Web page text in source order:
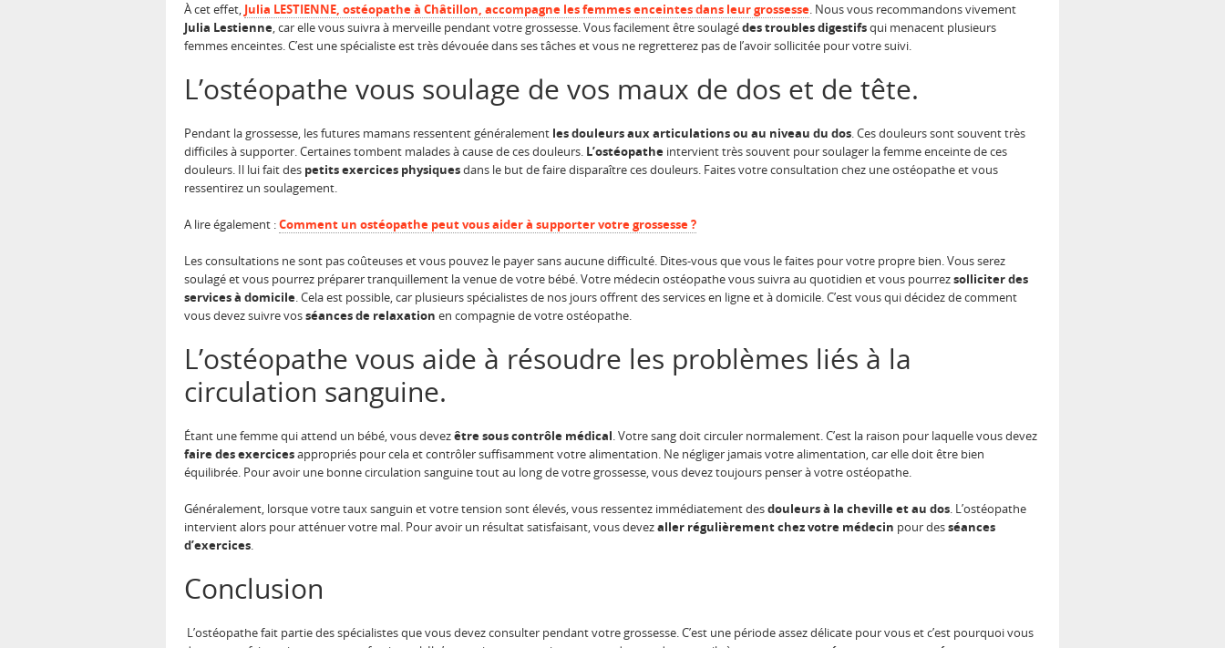
À cet effet, Julia LESTIENNE, ostéopathe à Châtillon, accompagne les femmes enceintes dans leur grossesse. Nous vous recommandons vivement
Julia Lestienne, car elle vous suivra à merveille pendant votre grossesse. Vous facilement être soulagédes troubles digestifsqui menacent plusieurs
femmes enceintes. C’est une spécialiste est très dévouée dans ses tâches et vous ne regretterez pas de l’avoir sollicitée pour votre suivi.
L’ostéopathe vous soulage de vos maux de dos et de tête.
Pendant la grossesse, les futures mamans ressentent généralement les douleurs aux articulations ou au niveau du dos. Ces douleurs sont souvent très
difficiles à supporter. Certaines tombent malades à cause de ces douleurs. L’ostéopathe intervient très souvent pour soulager la femme enceinte de ces
douleurs. Il lui fait des petits exercices physiquesdans le but de faire disparaître ces douleurs. Faites votre consultation chez une ostéopathe et vous
ressentirez un soulagement.
A lire également :Comment un ostéopathe peut vous aider à supporter votre grossesse ?
Les consultations ne sont pas coûteuses et vous pouvez le payer sans aucune difficulté. Dites-vous que vous le faites pour votre propre bien. Vous serez
soulagé et vous pourrez préparer tranquillement la venue de votre bébé. Votre médecin ostéopathe vous suivra au quotidien et vous pourrezsolliciter des
services à domicile. Cela est possible, car plusieurs spécialistes de nos jours offrent des services en ligne et à domicile. C’est vous qui décidez de comment
vous devez suivre vosséances de relaxation en compagnie de votre ostéopathe.
L’ostéopathe vous aide à résoudre les problèmes liés à la
circulation sanguine.
Étant une femme qui attend un bébé, vous devezêtre sous contrôle médical. Votre sang doit circuler normalement. C’est la raison pour laquelle vous devez
faire des exercicesappropriés pour cela et contrôler suffisamment votre alimentation. Ne négliger jamais votre alimentation, car elle doit être bien
équilibrée. Pour avoir une bonne circulation sanguine tout au long de votre grossesse, vous devez toujours penser à votre ostéopathe.
Généralement, lorsque votre taux sanguin et votre tension sont élevés, vous ressentez immédiatement desdouleurs à la cheville et au dos. L’ostéopathe
intervient alors pour atténuer votre mal. Pour avoir un résultat satisfaisant, vous devezaller régulièrement chez votre médecin pour desséances
d’exercices.
Conclusion
L’ostéopathe fait partie des spécialistes que vous devez consulter pendant votre grossesse. C’est une période assez délicate pour vous et c’est pourquoi vous